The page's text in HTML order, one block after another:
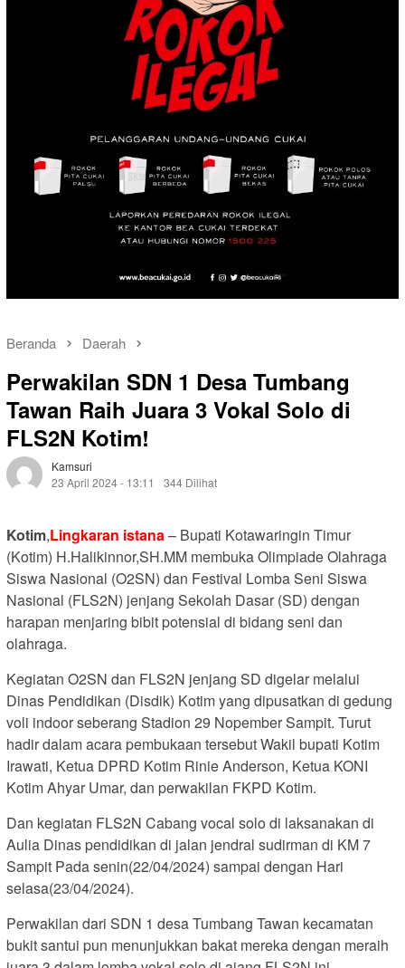
Beranda Daerah
Perwakilan SDN 1 Desa Tumbang
Tawan Raih Juara 3 Vokal Solo di
FLS2N Kotim!
Kamsuri
23 April 2024 - 13:11
344 Dilihat
Kotim,Lingkaran istana– Bupati Kotawaringin Timur
(Kotim) H.Halikinnor,SH.MM membuka Olimpiade Olahraga
Siswa Nasional (O2SN) dan Festival Lomba Seni Siswa
Nasional (FLS2N) jenjang Sekolah Dasar (SD) dengan
harapan menjaring bibit potensial di bidang seni dan
olahraga.
Kegiatan O2SN dan FLS2N jenjang SD digelar melalui
Dinas Pendidikan (Disdik) Kotim yang dipusatkan di gedung
voli indoor seberang Stadion 29 Nopember Sampit. Turut
hadir dalam acara pembukaan tersebut Wakil bupati Kotim
Irawati, Ketua DPRD Kotim Rinie Anderson, Ketua KONI
Kotim Ahyar Umar, dan perwakilan FKPD Kotim.
Dan kegiatan FLS2N Cabang vocal solo di laksanakan di
Aulia Dinas pendidikan di jalan jendral sudirman di KM 7
Sampit Pada senin(22/04/2024) sampai dengan Hari
selasa(23/04/2024).
Perwakilan dari SDN 1 desa Tumbang Tawan kecamatan
bukit santui pun menunjukkan bakat mereka dengan meraih